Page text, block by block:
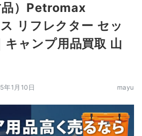
）Petromax
リフレクター セッ
キャンプ用品買取 山
年1月10日 mayu